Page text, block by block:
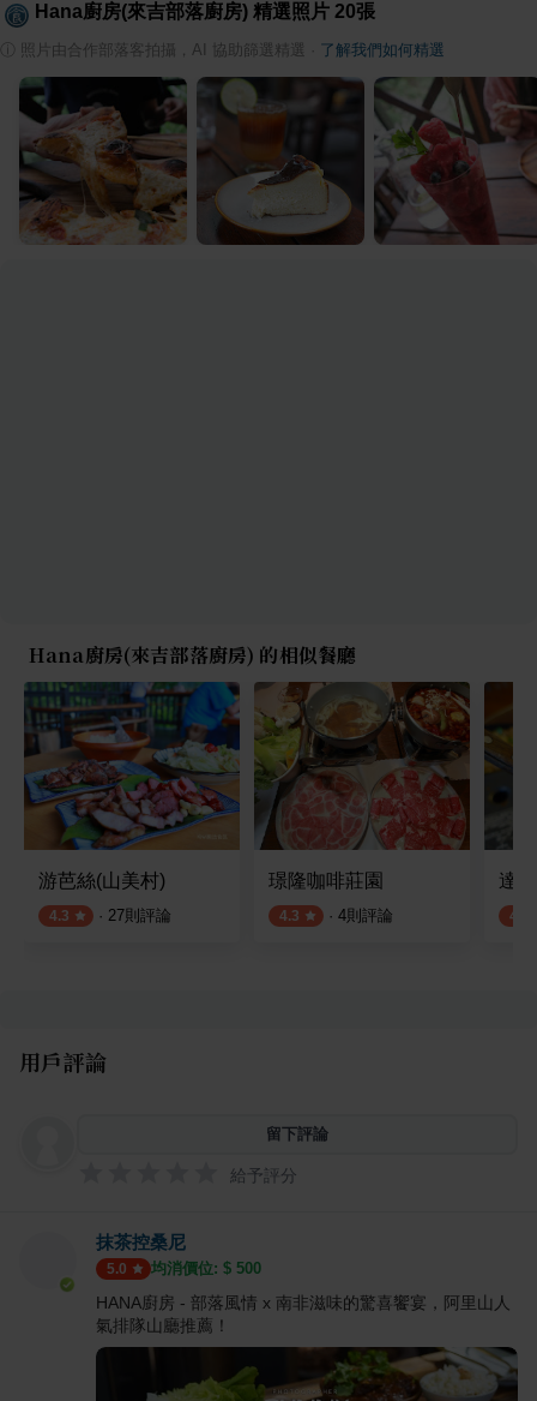
Hana廚房(來吉部落廚房) 精選照片 20張
照片由合作部落客拍攝，AI 協助篩選精選 了解我們如何精選
Hana廚房(來吉部落廚房) 的相似餐廳
游芭絲(山美村)
4.3 · 27則評論
璟隆咖啡莊園
4.3 · 4則評論
達
4.2
用戶評論
留下評論
給予評分
抹茶控桑尼
5.0 均消價位: $ 500
HANA廚房 - 部落風情 x 南非滋味的驚喜饗宴，阿里山人
氣排隊山廳推薦！